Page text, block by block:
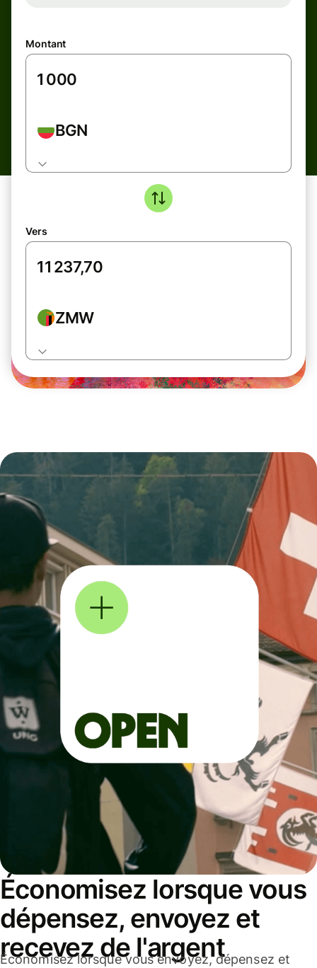
Montant
BGN
Vers
ZMW
Économisez lorsque vous
dépensez, envoyez et
recevez de l'argent
Économisez lorsque vous envoyez, dépensez et